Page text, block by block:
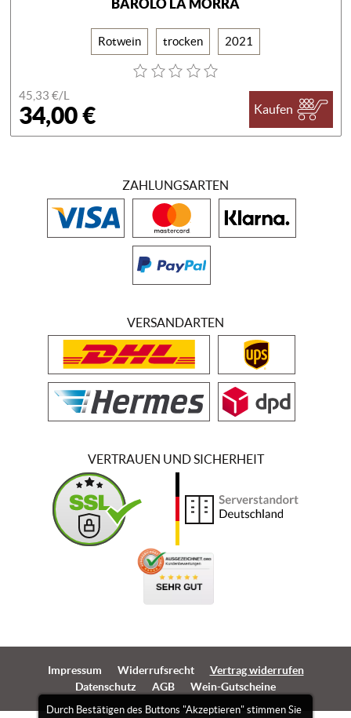
BAROLO LA MORRA
Rotwein trocken 2021
45,33 €/L
34,00 € Kaufen
Durch Bestätigen des Buttons "Akzeptieren" stimmen Sie
ZAHLUNGSARTEN
VERSANDARTEN
VERTRAUEN UND SICHERHEIT
Impressum Widerrufsrecht
Vertrag widerrufen
Datenschutz
AGB Wein-Gutscheine